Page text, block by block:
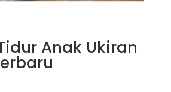
Anak Ukiran